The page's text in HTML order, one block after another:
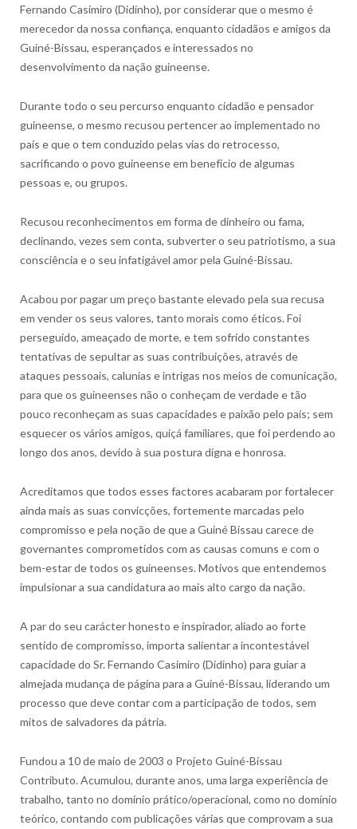
Fernando Casimiro (Didinho), por considerar que o mesmo é
merecedor da nossa confiança, enquanto cidadãos e amigos da
Guiné-Bissau, esperançados e interessados no
desenvolvimento da nação guineense.
Durante todo o seu percurso enquanto cidadão e pensador
guineense, o mesmo recusou pertencer ao implementado no
país e que o tem conduzido pelas vias do retrocesso,
sacrificando o povo guineense em benefício de algumas
pessoas e, ou grupos.
Recusou reconhecimentos em forma de dinheiro ou fama,
declinando, vezes sem conta, subverter o seu patriotismo, a sua
consciência e o seu infatigável amor pela Guiné-Bissau.
Acabou por pagar um preço bastante elevado pela sua recusa
em vender os seus valores, tanto morais como éticos. Foi
perseguido, ameaçado de morte, e tem sofrido constantes
tentativas de sepultar as suas contribuições, através de
ataques pessoais, calunias e intrigas nos meios de comunicação,
para que os guineenses não o conheçam de verdade e tão
pouco reconheçam as suas capacidades e paixão pelo país; sem
esquecer os vários amigos, quiçá familiares, que foi perdendo ao
longo dos anos, devido à sua postura digna e honrosa.
Acreditamos que todos esses factores acabaram por fortalecer
ainda mais as suas convicções, fortemente marcadas pelo
compromisso e pela noção de que a Guiné Bissau carece de
governantes comprometidos com as causas comuns e com o
bem-estar de todos os guineenses. Motivos que entendemos
impulsionar a sua candidatura ao mais alto cargo da nação.
A par do seu carácter honesto e inspirador, aliado ao forte
sentido de compromisso, importa salientar a incontestável
capacidade do Sr. Fernando Casimiro (Didinho) para guiar a
almejada mudança de página para a Guiné-Bissau, liderando um
processo que deve contar com a participação de todos, sem
mitos de salvadores da pátria.
Fundou a 10 de maio de 2003 o Projeto Guiné-Bissau
Contributo. Acumulou, durante anos, uma larga experiência de
trabalho, tanto no domínio prático/operacional, como no domínio
teórico, contando com publicações várias que comprovam a sua